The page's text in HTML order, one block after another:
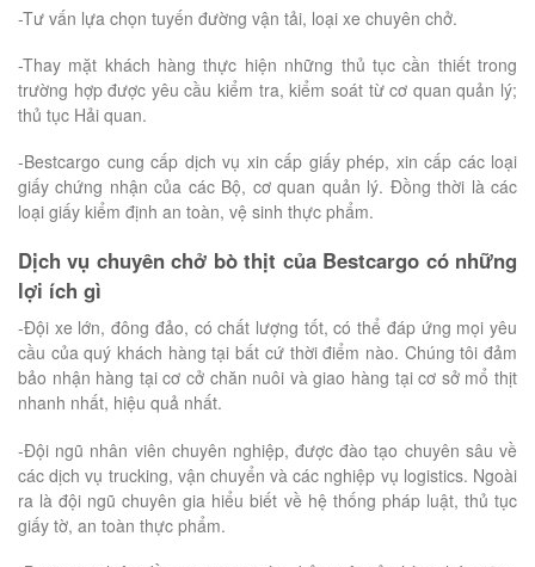
-Tư vấn lựa chọn tuyến đường vận tải, loại xe chuyên chở.
-Thay mặt khách hàng thực hiện những thủ tục cần thiết trong
trường hợp được yêu cầu kiểm tra, kiểm soát từ cơ quan quản lý;
thủ tục Hải quan.
-Bestcargo cung cấp dịch vụ xin cấp giấy phép, xin cấp các loại
giấy chứng nhận của các Bộ, cơ quan quản lý. Đồng thời là các
loại giấy kiểm định an toàn, vệ sinh thực phẩm.
Dịch vụ chuyên chở bò thịt của Bestcargo có những
lợi ích gì
-Đội xe lớn, đông đảo, có chất lượng tốt, có thể đáp ứng mọi yêu
cầu của quý khách hàng tại bất cứ thời điểm nào. Chúng tôi đảm
bảo nhận hàng tại cơ cở chăn nuôi và giao hàng tại cơ sở mổ thịt
nhanh nhất, hiệu quả nhất.
-Đội ngũ nhân viên chuyên nghiệp, được đào tạo chuyên sâu về
các dịch vụ trucking, vận chuyển và các nghiệp vụ logistics. Ngoài
ra là đội ngũ chuyên gia hiểu biết về hệ thống pháp luật, thủ tục
giấy tờ, an toàn thực phẩm.